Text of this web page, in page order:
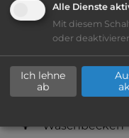
kiesig, harter
WC
Waschbecken
Alle Dienste
Mit diesem
oder
Ich lehne
ab